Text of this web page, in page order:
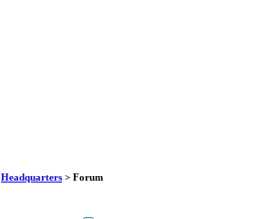
Headquarters > Forum